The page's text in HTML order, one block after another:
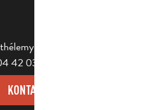
- 13400 Aubagne
42 03 49 98
KONTAKT